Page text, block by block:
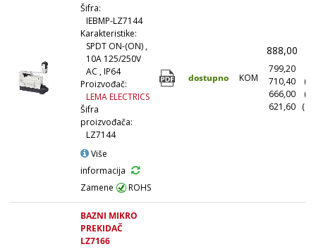
Šifra:
IEBMP-LZ7144
Karakteristike:
SPDT ON-(ON) ,
10A 125/250V
AC , IP64
Proizvođač:
LEMA ELECTRICS
Šifra
proizvođača:
LZ7144
Više
informacija
Zamene
ROHS
dostupno KOM
888,00
799,20
710,40
666,00
621,60
BAZNI MIKRO
PREKIDAČ
LZ7166